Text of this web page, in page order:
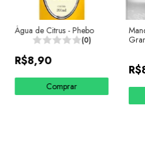
Água de Citrus - Phebo
(0)
R$8,90
Comprar